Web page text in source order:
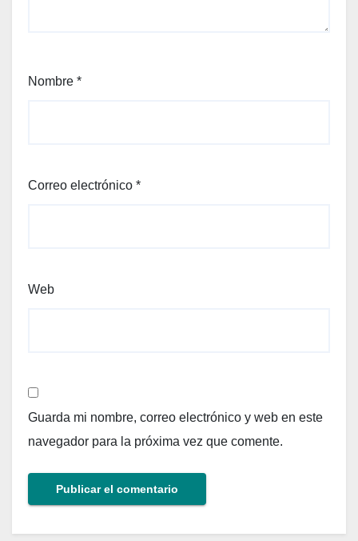
Nombre *
Correo electrónico *
Web
Guarda mi nombre, correo electrónico y web en este
navegador para la próxima vez que comente.